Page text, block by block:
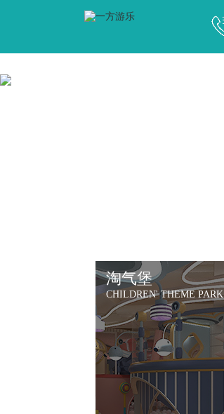
淘气堡
CHILDREN' THEME PARK